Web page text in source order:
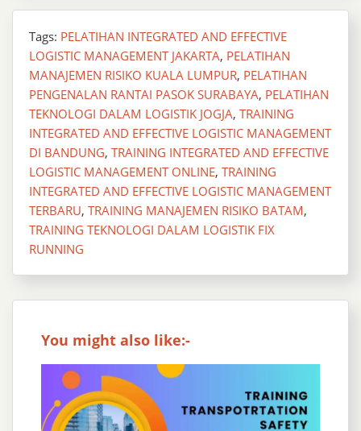
Tags: PELATIHAN INTEGRATED AND EFFECTIVE
LOGISTIC MANAGEMENT JAKARTA, PELATIHAN
MANAJEMEN RISIKO KUALA LUMPUR, PELATIHAN
PENGENALAN RANTAI PASOK SURABAYA, PELATIHAN
TEKNOLOGI DALAM LOGISTIK JOGJA, TRAINING
INTEGRATED AND EFFECTIVE LOGISTIC MANAGEMENT
DI BANDUNG, TRAINING INTEGRATED AND EFFECTIVE
LOGISTIC MANAGEMENT ONLINE, TRAINING
INTEGRATED AND EFFECTIVE LOGISTIC MANAGEMENT
TERBARU, TRAINING MANAJEMEN RISIKO BATAM,
TRAINING TEKNOLOGI DALAM LOGISTIK FIX
RUNNING
You might also like:-